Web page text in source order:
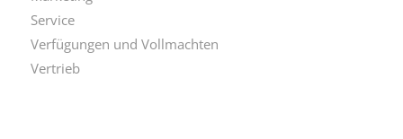
Service
Verfügungen und Vollmachten
Vertrieb